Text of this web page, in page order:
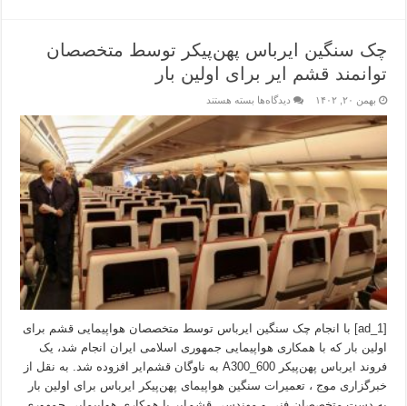
چک سنگین ایرباس پهن‌پیکر توسط متخصصان
توانمند قشم‌ ایر برای اولین بار
بهمن ۲۰, ۱۴۰۲ دیدگاه‌ها بسته هستند
[ad_1] با انجام چک سنگین ایرباس توسط متخصصان هواپیمایی قشم برای
اولین بار که با همکاری هواپیمایی جمهوری اسلامی ایران انجام شد، یک
فروند ایرباس پهن‌پیکر A300_600 به ناوگان قشم‌ایر افزوده شد. به نقل از
خبرگزاری موج ، تعمیرات سنگین هواپیمای پهن‌پیکر ایرباس برای اولین بار